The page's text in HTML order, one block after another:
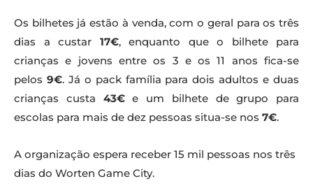
Os bilhetes já estão à venda, com o geral para os três
dias a custar 17€, enquanto que o bilhete para
crianças e jovens entre os 3 e os 11 anos fica-se
pelos 9€. Já o pack família para dois adultos e duas
crianças custa 43€e um bilhete de grupo para
escolas para mais de dez pessoas situa-se nos 7€.
A organização espera receber 15 mil pessoas nos três
dias do Worten Game City.